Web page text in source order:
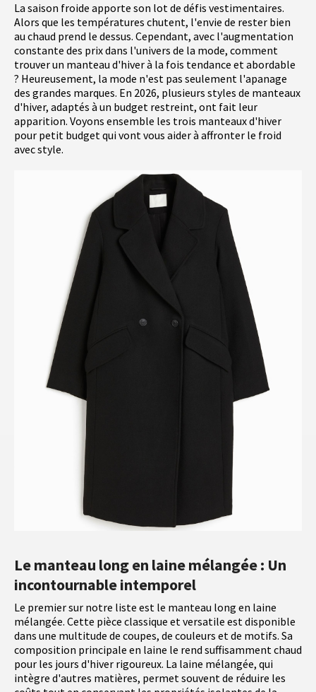
La saison froide apporte son lot de défis vestimentaires.
Alors que les températures chutent, l'envie de rester bien
au chaud prend le dessus. Cependant, avec l'augmentation
constante des prix dans l'univers de la mode, comment
trouver un manteau d'hiver à la fois tendance et abordable
? Heureusement, la mode n'est pas seulement l'apanage
des grandes marques. En 2026, plusieurs styles de manteaux
d'hiver, adaptés à un budget restreint, ont fait leur
apparition. Voyons ensemble les trois manteaux d'hiver
pour petit budget qui vont vous aider à affronter le froid
avec style.
Le manteau long en laine mélangée : Un
incontournable intemporel
Le premier sur notre liste est le manteau long en laine
mélangée. Cette pièce classique et versatile est disponible
dans une multitude de coupes, de couleurs et de motifs. Sa
composition principale en laine le rend suffisamment chaud
pour les jours d'hiver rigoureux. La laine mélangée, qui
intègre d'autres matières, permet souvent de réduire les